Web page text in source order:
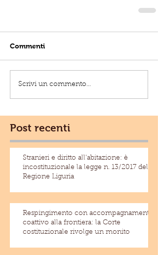
Post recenti
Commenti
Scrivi un commento...
Stranieri e diritto all'abitazione: è
incostituzionale la legge n. 13/2017 della
Regione Liguria
Respingimento con accompagnamento
coattivo alla frontiera: la Corte
costituzionale rivolge un monito